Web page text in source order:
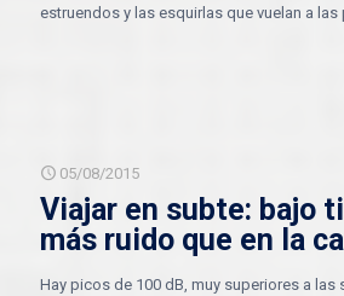
estruendos y las esquirlas que vuelan a
05/08/2015
Viajar en subte: bajo
más ruido que en la
Hay picos de 100 dB, muy superiores a las